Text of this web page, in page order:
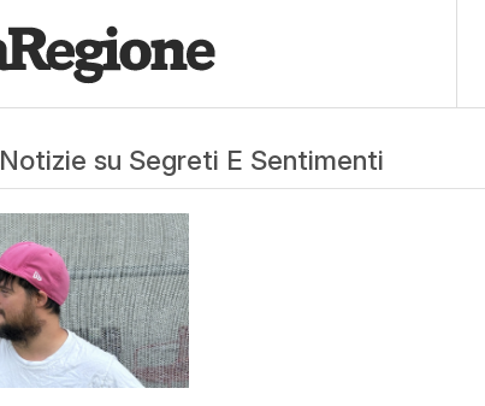
Notizie su Segreti E Sentimenti